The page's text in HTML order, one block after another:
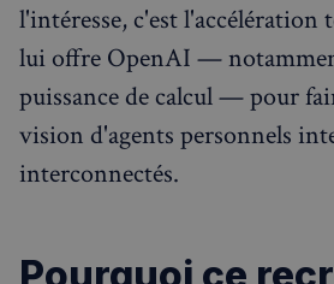
l'intéresse, c'est l'accélération
lui offre OpenAI —
puissance de calcul — pour
vision d'agents personnels
interconnectés.